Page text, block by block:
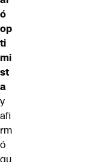
ó
op
ti
mi
st
a
y
afi
rm
ó
qu